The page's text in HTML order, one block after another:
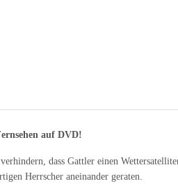
auf DVD!
dass Gattler einen
Herrscher aneinander geraten.